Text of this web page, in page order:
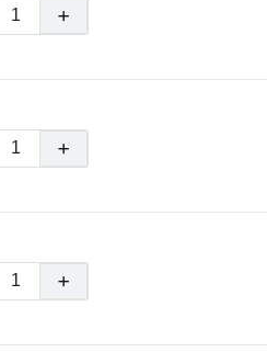
+
+
+